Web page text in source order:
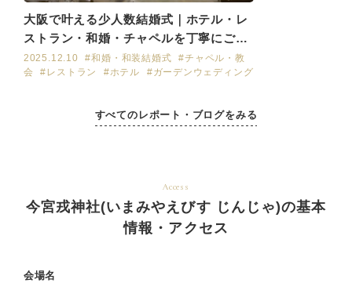
すべてのレポート・ブログをみる
大阪で叶える少人数結婚式｜ホテル・レ
ストラン・和婚・チャペルを丁寧にご紹
介
2025.12.10 #和婚・和装結婚式
#チャペル・教
会
#レストラン #ホテル #ガーデンウェディング
Access
今宮戎神社(いまみやえびす じんじゃ)の基本
情報・アクセス
会場名